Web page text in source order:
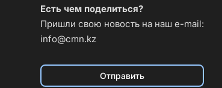
Есть чем поделиться?
Пришли свою новость на наш e-mail:
info@cmn.kz
Отправить